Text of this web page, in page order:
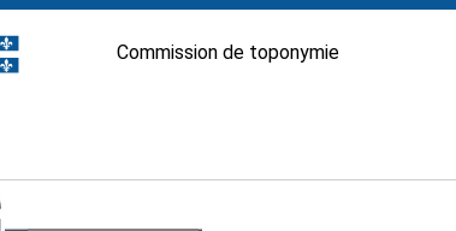
Commission de toponymie